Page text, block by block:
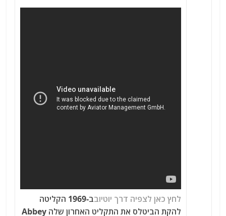
לחץ כאן לצפיה דרך יוטיוב
ב-1969 הקליטה
להקת הביטלס את התקליט האחרון שלה Abbey